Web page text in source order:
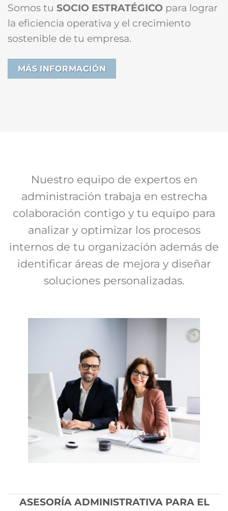
Somos tu SOCIO ESTRATÉGICO para lograr
la eficiencia operativa y el crecimiento
sostenible de tu empresa.
MÁS INFORMACIÓN
Nuestro equipo de expertos en
administración trabaja en estrecha
colaboración contigo y tu equipo para
analizar y optimizar los procesos
internos de tu organización además de
identificar áreas de mejora y diseñar
soluciones personalizadas.
ASESORÍA ADMINISTRATIVA PARA EL